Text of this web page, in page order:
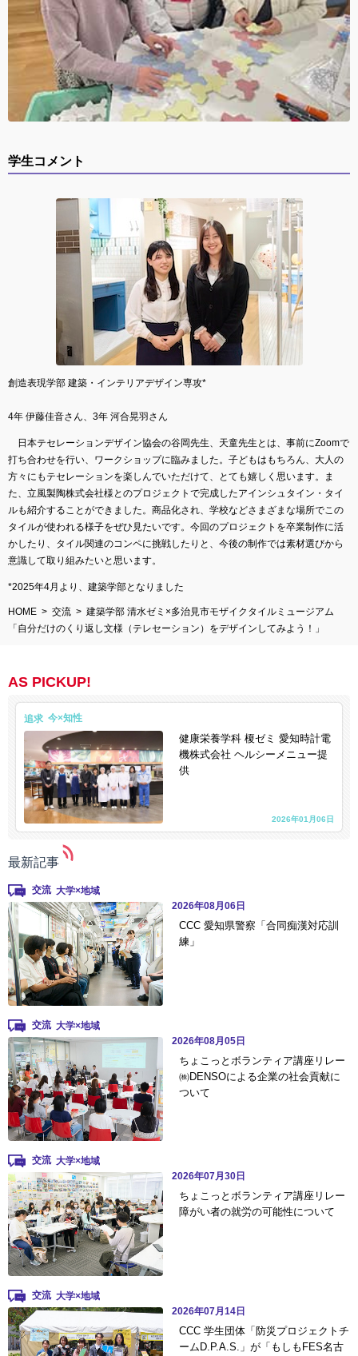
学生コメント
創造表現学部 建築・インテリアデザイン専攻*
4年 伊藤佳音さん、3年 河合晃羽さん
日本テセレーションデザイン協会の谷岡先生、天童先生とは、事前にZoomで
打ち合わせを行い、ワークショップに臨みました。子どもはもちろん、大人の
方々にもテセレーションを楽しんでいただけて、とても嬉しく思います。ま
た、立風製陶株式会社様とのプロジェクトで完成したアインシュタイン・タイ
ルも紹介することができました。商品化され、学校などさまざまな場所でこの
タイルが使われる様子をぜひ見たいです。今回のプロジェクトを卒業制作に活
かしたり、タイル関連のコンペに挑戦したりと、今後の制作では素材選びから
意識して取り組みたいと思います。
*2025年4月より、建築学部となりました
HOME 交流
建築学部 清水ゼミ×多治見市モザイクタイルミュージアム
「自分だけのくり返し文様（テレセーション）をデザインしてみよう！」
AS PICKUP!
追求
健康栄養学科 榎ゼミ 愛知時計電
機株式会社 ヘルシーメニュー提
供
2026年01月06日
最新記事
交流
CCC 愛知県警察「合同痴漢対応訓
練」
2026年08月06日
交流
ちょこっとボランティア講座リレー
㈱DENSOによる企業の社会貢献に
ついて
2026年08月05日
交流
ちょこっとボランティア講座リレー
障がい者の就労の可能性について
2026年07月30日
交流
CCC 学生団体「防災プロジェクトチ
ームD.P.A.S.」が「もしもFES名古
2026年07月14日